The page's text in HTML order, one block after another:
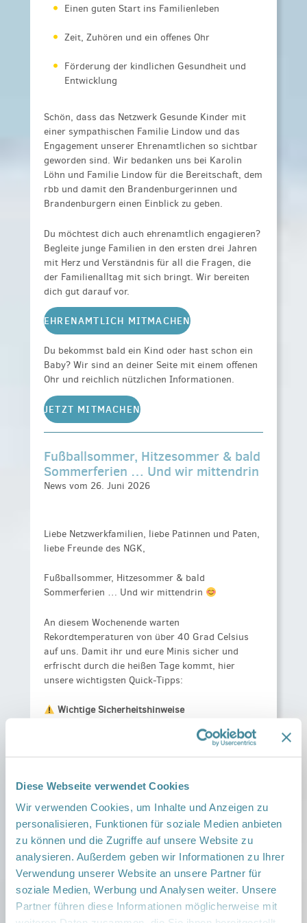
Diese Webseite verwendet Cookies
Wir verwenden Cookies, um Inhalte und Anzeigen zu
personalisieren, Funktionen für soziale Medien anbieten
zu können und die Zugriffe auf unsere Website zu
analysieren. Außerdem geben wir Informationen zu Ihrer
Verwendung unserer Website an unsere Partner für
soziale Medien, Werbung und Analysen weiter. Unsere
Partner führen diese Informationen möglicherweise mit
Einen guten Start ins Familienleben
Zeit, Zuhören und ein offenes Ohr
Förderung der kindlichen Gesundheit und
Entwicklung
Schön, dass das Netzwerk Gesunde Kinder mit
einer sympathischen Familie Lindow und das
Engagement unserer Ehrenamtlichen so sichtbar
geworden sind. Wir bedanken uns bei Karolin
Löhn und Familie Lindow für die Bereitschaft, dem
rbb und damit den Brandenburgerinnen und
Brandenburgern einen Einblick zu geben.
Du möchtest dich auch ehrenamtlich engagieren?
Begleite junge Familien in den ersten drei Jahren
mit Herz und Verständnis für all die Fragen, die
der Familienalltag mit sich bringt. Wir bereiten
dich gut darauf vor.
EHRENAMTLICH MITMACHEN
Du bekommst bald ein Kind oder hast schon ein
Baby? Wir sind an deiner Seite mit einem offenen
Ohr und reichlich nützlichen Informationen.
JETZT MITMACHEN
Fußballsommer, Hitzesommer & bald
Sommerferien … Und wir mittendrin
News vom 26. Juni 2026
Liebe Netzwerkfamilien, liebe Patinnen und Paten,
liebe Freunde des NGK,
Fußballsommer, Hitzesommer & bald
Sommerferien … Und wir mittendrin
An diesem Wochenende warten
Rekordtemperaturen von über 40 Grad Celsius
auf uns. Damit ihr und eure Minis sicher und
erfrischt durch die heißen Tage kommt, hier
unsere wichtigsten Quick-Tipps:
Wichtige Sicherheitshinweise
Vollstill- und Pre-Babys brauchen
kein extra Wasser, aber häufiger die
wieder Wasser anbieten.
Kinderwagen-Falle: Hängt niemals Tücher
über den Kinderwagen! Darunter entsteht
sofort ein lebensgefährlicher Hitzestau.
Nutzt Sonnensegel.
Sonnenschutz:Babys unter einem Jahr
gehören gar nicht in die direkte Sonne.
Nutzt schattige Plätze, UV-Kleidung und